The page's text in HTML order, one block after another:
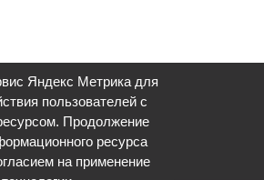
Яндекс Метрика для
пользователей с
Продолжение
ресурса
на применение